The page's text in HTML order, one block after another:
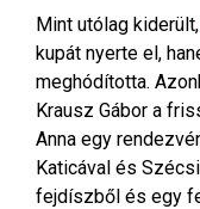
Mint utólag kiderült,
kupát nyerte el,
meghódította.
Krausz Gábor a
Anna egy
Katicával és
fejdíszből és egy